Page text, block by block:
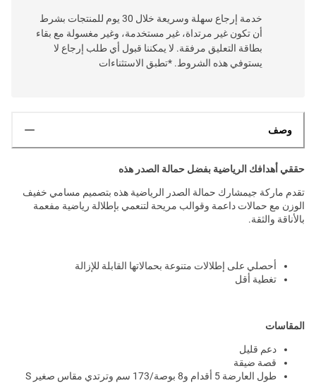
خدمة إرجاع سهلة وسريعة خلال 30 يوم للمنتجات بشرط
أن تكون غير مرتداة، غير مستخدمة، وغير مغسولة مع بقاء
بطاقة التعليق مرفقة. لا يمكننا قبول أي طلب إرجاع لا
يستوفي هذه الشروط. *تطبق الاستثناءات
وصف
حققي أهدافك الرياضية بفضل حمالة الصدر هذه
تقدم ماركة جيمشارك حمالة الصدر الرياضية هذه بتصميم مسامي خفيف
الوزن مع حمالات داعمة وقوالب مريحة لتنعمي بإطلالة رياضية مفعمة
بالأناقة والثقة.
أحصلي على إطلالات متنوعة بحمالاتها القابلة للإزالة
تغطية أقل
المقاسات
دعم قليل
قصة ضيقة
طول العارضة 5 أقدام و8 بوصة/173 سم وترتدي مقاس صغير S